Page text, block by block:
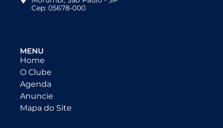
Cep: 05678-000
MENU
Home
O Clube
Agenda
Anuncie
Mapa do Site